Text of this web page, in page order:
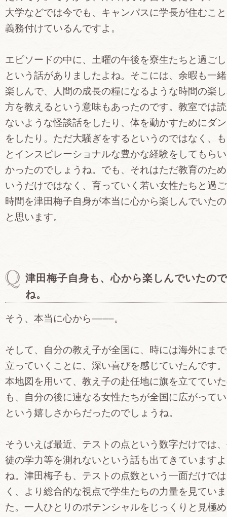
大学などでは今でも、キャンパスに学長が住むこ
義務付けているんですよ。
エピソードの中に、土曜の午後を寮生たちと過ご
という話がありましたよね。そこには、余暇も一
楽しんで、人間の成長の糧になるような時間の楽
方を教えるという意味もあったのです。教室では
ないような怪談話をしたり、体を動かすためにダ
をしたり。ただ大騒ぎをするというのではなく、
とインスピレーショナルな豊かな経験をしてもら
かったのでしょうね。でも、それはただ教育のた
いうだけではなく、育っていく若い女性たちと過
時間を津田梅子自身が本当に心から楽しんでいた
と思います。
津田梅子自身も、心から楽しんでいたの
ね。
そう、本当に心から––––。
そして、自分の教え子が全国に、時には海外にま
立っていくことに、深い喜びを感じていたんです
本地図を用いて、教え子の赴任地に旗を立ててい
も、自分の後に連なる女性たちが全国に広がって
という嬉しさからだったのでしょうね。
そういえば最近、テストの点という数字だけでは
徒の学力等を測れないという話も出てきていますよ
ね。津田梅子も、テストの点数という一面だけで
く、より総合的な視点で学生たちの力量を見てい
た。一人ひとりのポテンシャルをじっくりと見極